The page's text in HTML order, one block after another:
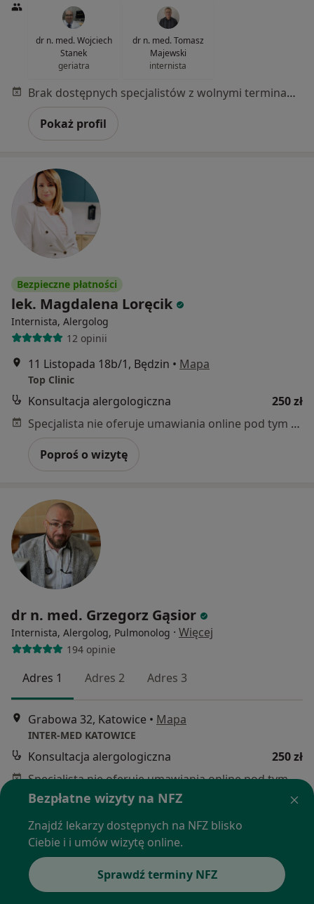
dr n. med. Wojciech
Stanek
geriatra
dr n. med. Tomasz
Majewski
internista
Brak dostępnych specjalistów z wolnymi terminami w tym centrum medycznym.
Pokaż profil
Bezpieczne płatności
lek. Magdalena Loręcik
Internista, Alergolog
12 opinii
11 Listopada 18b/1, Będzin • Mapa
Top Clinic
Konsultacja alergologiczna
250 zł
Specjalista nie oferuje umawiania online pod tym adresem.
Poproś o wizytę
dr n. med. Grzegorz Gąsior
Internista, Alergolog, Pulmonolog · Więcej
194 opinie
Adres 1 Adres 2 Adres 3
Grabowa 32, Katowice • Mapa
INTER-MED KATOWICE
Konsultacja alergologiczna
250 zł
Specjalista nie oferuje umawiania online pod tym adresem.
Poproś o wizytę
Bezpłatne wizyty na NFZ
Znajdź lekarzy dostępnych na NFZ blisko
Ciebie i i umów wizytę online.
Sprawdź terminy NFZ